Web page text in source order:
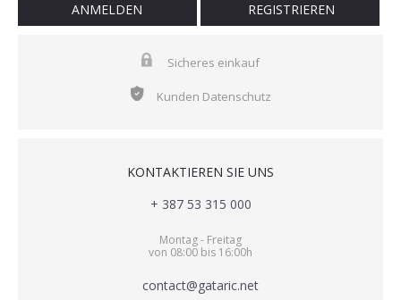
ANMELDEN REGISTRIEREN
Sicheres einkauf
Kunden Datenschutz
KONTAKTIEREN SIE UNS
+ 387 53 315 000
Montag - Freitag
von 08:00 bis 16:00h
contact@gataric.net